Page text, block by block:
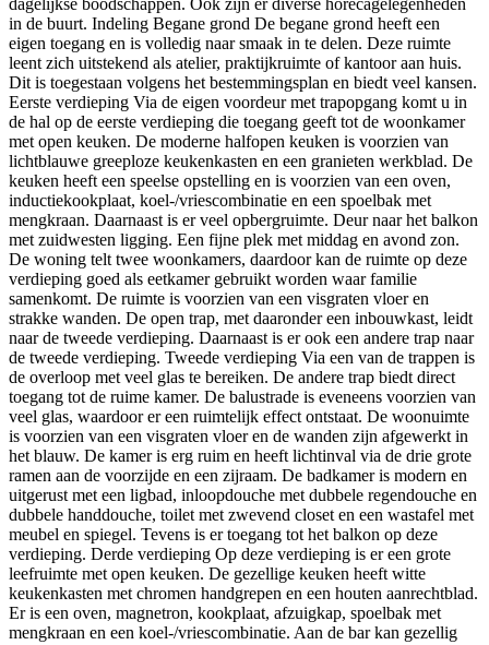
in de buurt. Indeling Begane grond De begane grond heeft een
eigen toegang en is volledig naar smaak in te delen. Deze ruimte
leent zich uitstekend als atelier, praktijkruimte of kantoor aan huis.
Dit is toegestaan volgens het bestemmingsplan en biedt veel kansen.
Eerste verdieping Via de eigen voordeur met trapopgang komt u in
de hal op de eerste verdieping die toegang geeft tot de woonkamer
met open keuken. De moderne halfopen keuken is voorzien van
lichtblauwe greeploze keukenkasten en een granieten werkblad. De
keuken heeft een speelse opstelling en is voorzien van een oven,
inductiekookplaat, koel-/vriescombinatie en een spoelbak met
mengkraan. Daarnaast is er veel opbergruimte. Deur naar het balkon
met zuidwesten ligging. Een fijne plek met middag en avond zon.
De woning telt twee woonkamers, daardoor kan de ruimte op deze
verdieping goed als eetkamer gebruikt worden waar familie
samenkomt. De ruimte is voorzien van een visgraten vloer en
strakke wanden. De open trap, met daaronder een inbouwkast, leidt
naar de tweede verdieping. Daarnaast is er ook een andere trap naar
de tweede verdieping. Tweede verdieping Via een van de trappen is
de overloop met veel glas te bereiken. De andere trap biedt direct
toegang tot de ruime kamer. De balustrade is eveneens voorzien van
veel glas, waardoor er een ruimtelijk effect ontstaat. De woonuimte
is voorzien van een visgraten vloer en de wanden zijn afgewerkt in
het blauw. De kamer is erg ruim en heeft lichtinval via de drie grote
ramen aan de voorzijde en een zijraam. De badkamer is modern en
uitgerust met een ligbad, inloopdouche met dubbele regendouche en
dubbele handdouche, toilet met zwevend closet en een wastafel met
meubel en spiegel. Tevens is er toegang tot het balkon op deze
verdieping. Derde verdieping Op deze verdieping is er een grote
leefruimte met open keuken. De gezellige keuken heeft witte
keukenkasten met chromen handgrepen en een houten aanrechtblad.
Er is een oven, magnetron, kookplaat, afzuigkap, spoelbak met
mengkraan en een koel-/vriescombinatie. Aan de bar kan gezellig